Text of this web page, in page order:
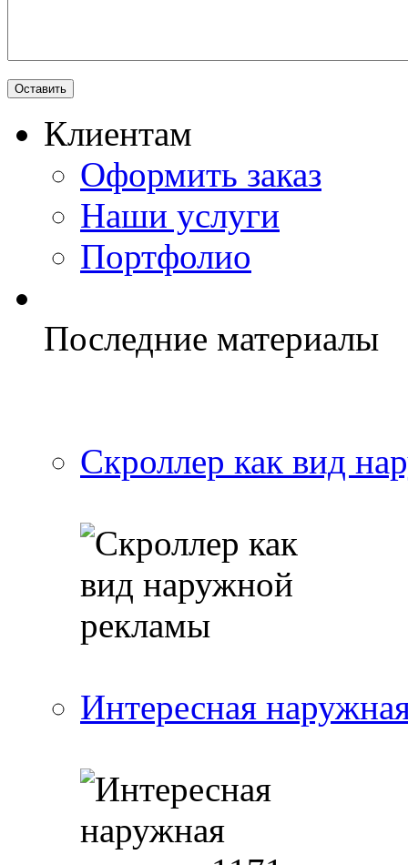
Клиентам
Оформить заказ
Наши услуги
Портфолио
Последние материалы
Скроллер как вид
Интересная